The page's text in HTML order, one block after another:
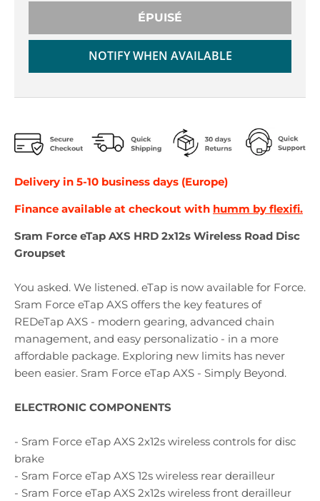
ÉPUISÉ
NOTIFY WHEN AVAILABLE
Delivery in 5-10 business days (Europe)
Finance available at checkout with humm by flexifi.
Sram Force eTap AXS HRD 2x12s Wireless Road Disc
Groupset
You asked. We listened. eTap is now available for Force.
Sram Force eTap AXS offers the key features of
REDeTap AXS - modern gearing, advanced chain
management, and easy personalizatio - in a more
affordable package. Exploring new limits has never
been easier. Sram Force eTap AXS - Simply Beyond.
ELECTRONIC COMPONENTS
- Sram Force eTap AXS 2x12s wireless controls for disc
brake
- Sram Force eTap AXS 12s wireless rear derailleur
- Sram Force eTap AXS 2x12s wireless front derailleur